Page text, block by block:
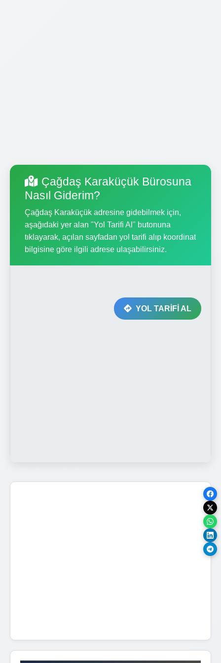
Çağdaş Karaküçük Bürosuna
Nasıl Giderim?
Çağdaş Karaküçük adresine gidebilmek için,
aşağıdaki yer alan "Yol Tarifi Al" butonuna
tıklayarak, açılan sayfadan yol tarifi alıp koordinat
bilgisine göre ilgili adrese ulaşabilirsiniz.
YOL TARİFİ AL